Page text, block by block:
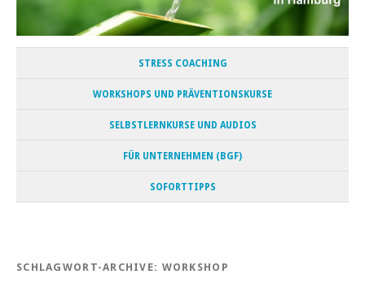
STRESS COACHING
WORKSHOPS UND PRÄVENTIONSKURSE
SELBSTLERNKURSE UND AUDIOS
FÜR UNTERNEHMEN (BGF)
SOFORTTIPPS
SCHLAGWORT-ARCHIVE: WORKSHOP